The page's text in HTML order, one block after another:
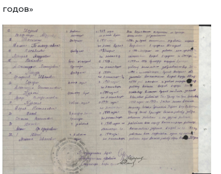
годов»